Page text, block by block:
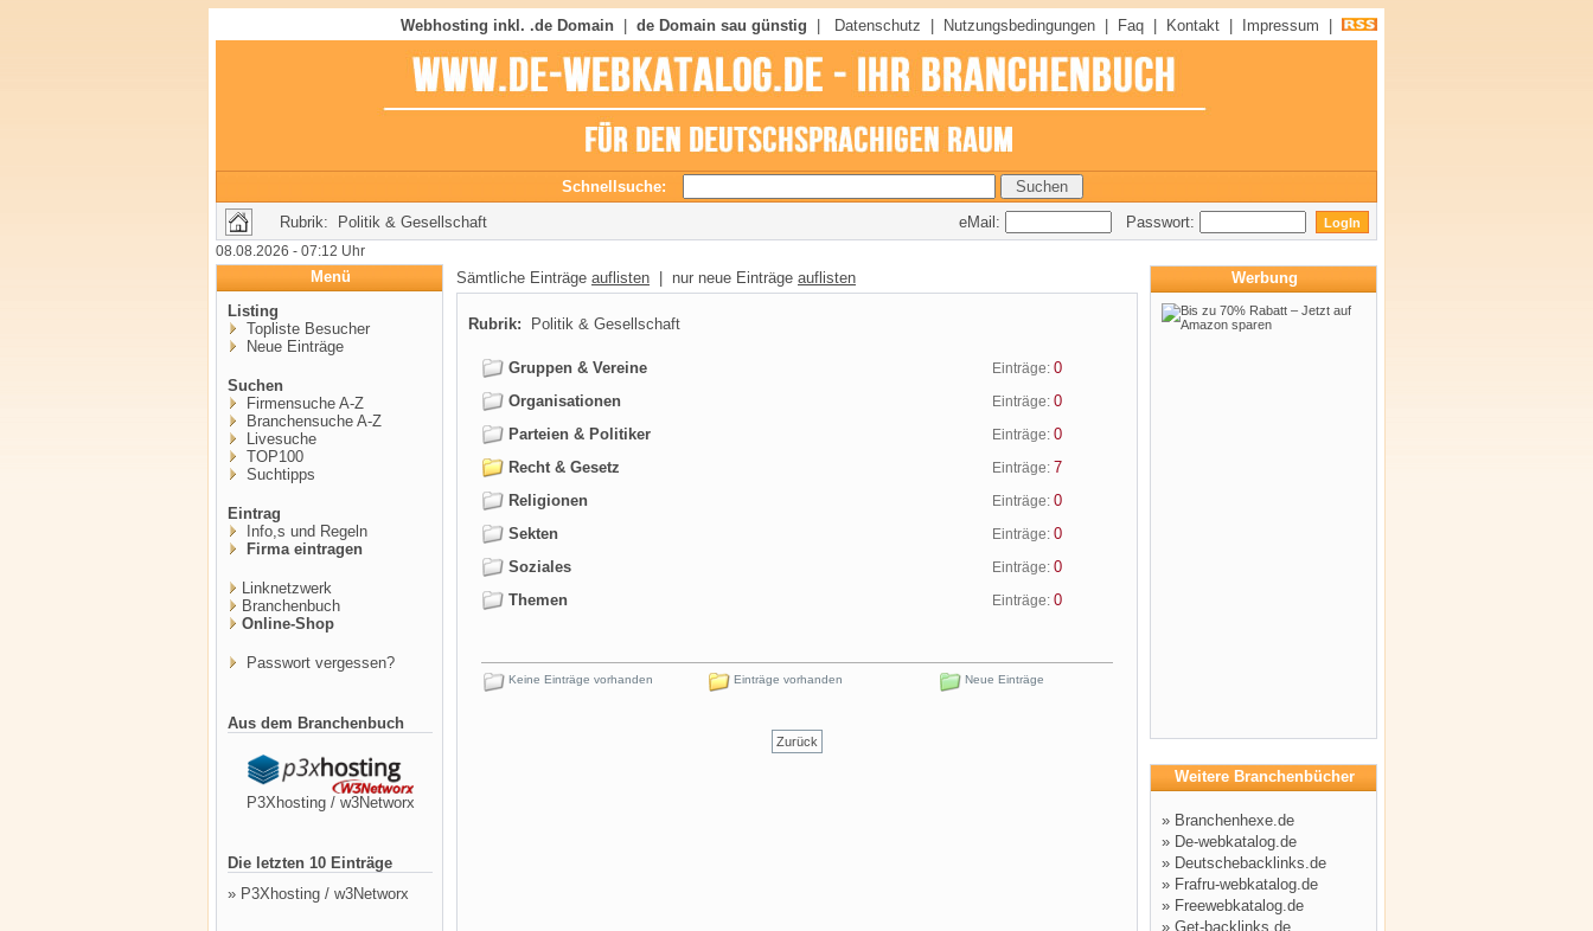
Webhosting inkl. .de Domain de Domain sau günstig Datenschutz Nutzungsbedingungen Faq Kontakt Impressum
Schnellsuche:
Rubrik: Politik & Gesellschaft
eMail: Passwort:
08.08.2026 - 07:12 Uhr
Menü
Listing
Topliste Besucher
Neue Einträge
Suchen
Firmensuche A-Z
Branchensuche A-Z
Livesuche
TOP100
Suchtipps
Eintrag
Info,s und Regeln
Firma eintragen
Linknetzwerk
Branchenbuch
Online-Shop
Passwort vergessen?
Aus dem Branchenbuch
P3Xhosting / w3Networx
Die letzten 10 Einträge
» P3Xhosting / w3Networx
Sämtliche Einträge auflisten | nur neue Einträge auflisten
Rubrik: Politik & Gesellschaft
Gruppen & Vereine Einträge: 0
Organisationen
Einträge: 0
Parteien & Politiker
Einträge: 0
Recht & Gesetz
Einträge: 7
Religionen
Einträge: 0
Sekten
Einträge: 0
Soziales
Einträge: 0
Themen
Einträge: 0
Keine Einträge vorhanden Einträge vorhanden Neue Einträge
Zurück
Werbung
Weitere Branchenbücher
» Branchenhexe.de
» De-webkatalog.de
» Deutschebacklinks.de
» Frafru-webkatalog.de
» Freewebkatalog.de
» Get-backlinks.de